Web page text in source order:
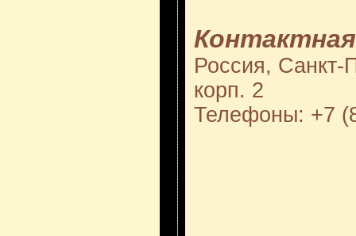
Россия, Санкт-
корп. 2
Телефоны: +7